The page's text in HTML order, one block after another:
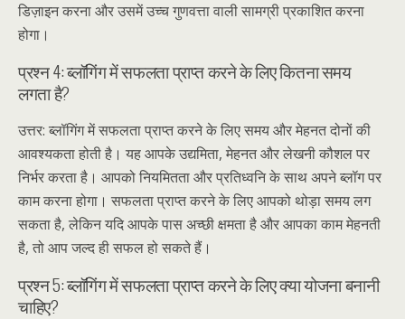
डिज़ाइन करना और उसमें उच्च गुणवत्ता वाली सामग्री प्रकाशित करना
होगा।
प्रश्न 4: ब्लॉगिंग में सफलता प्राप्त करने के लिए कितना समय
लगता है?
उत्तर: ब्लॉगिंग में सफलता प्राप्त करने के लिए समय और मेहनत दोनों की
आवश्यकता होती है। यह आपके उद्यमिता, मेहनत और लेखनी कौशल पर
निर्भर करता है। आपको नियमितता और प्रतिध्वनि के साथ अपने ब्लॉग पर
काम करना होगा। सफलता प्राप्त करने के लिए आपको थोड़ा समय लग
सकता है, लेकिन यदि आपके पास अच्छी क्षमता है और आपका काम मेहनती
है, तो आप जल्द ही सफल हो सकते हैं।
प्रश्न 5: ब्लॉगिंग में सफलता प्राप्त करने के लिए क्या योजना बनानी
चाहिए?